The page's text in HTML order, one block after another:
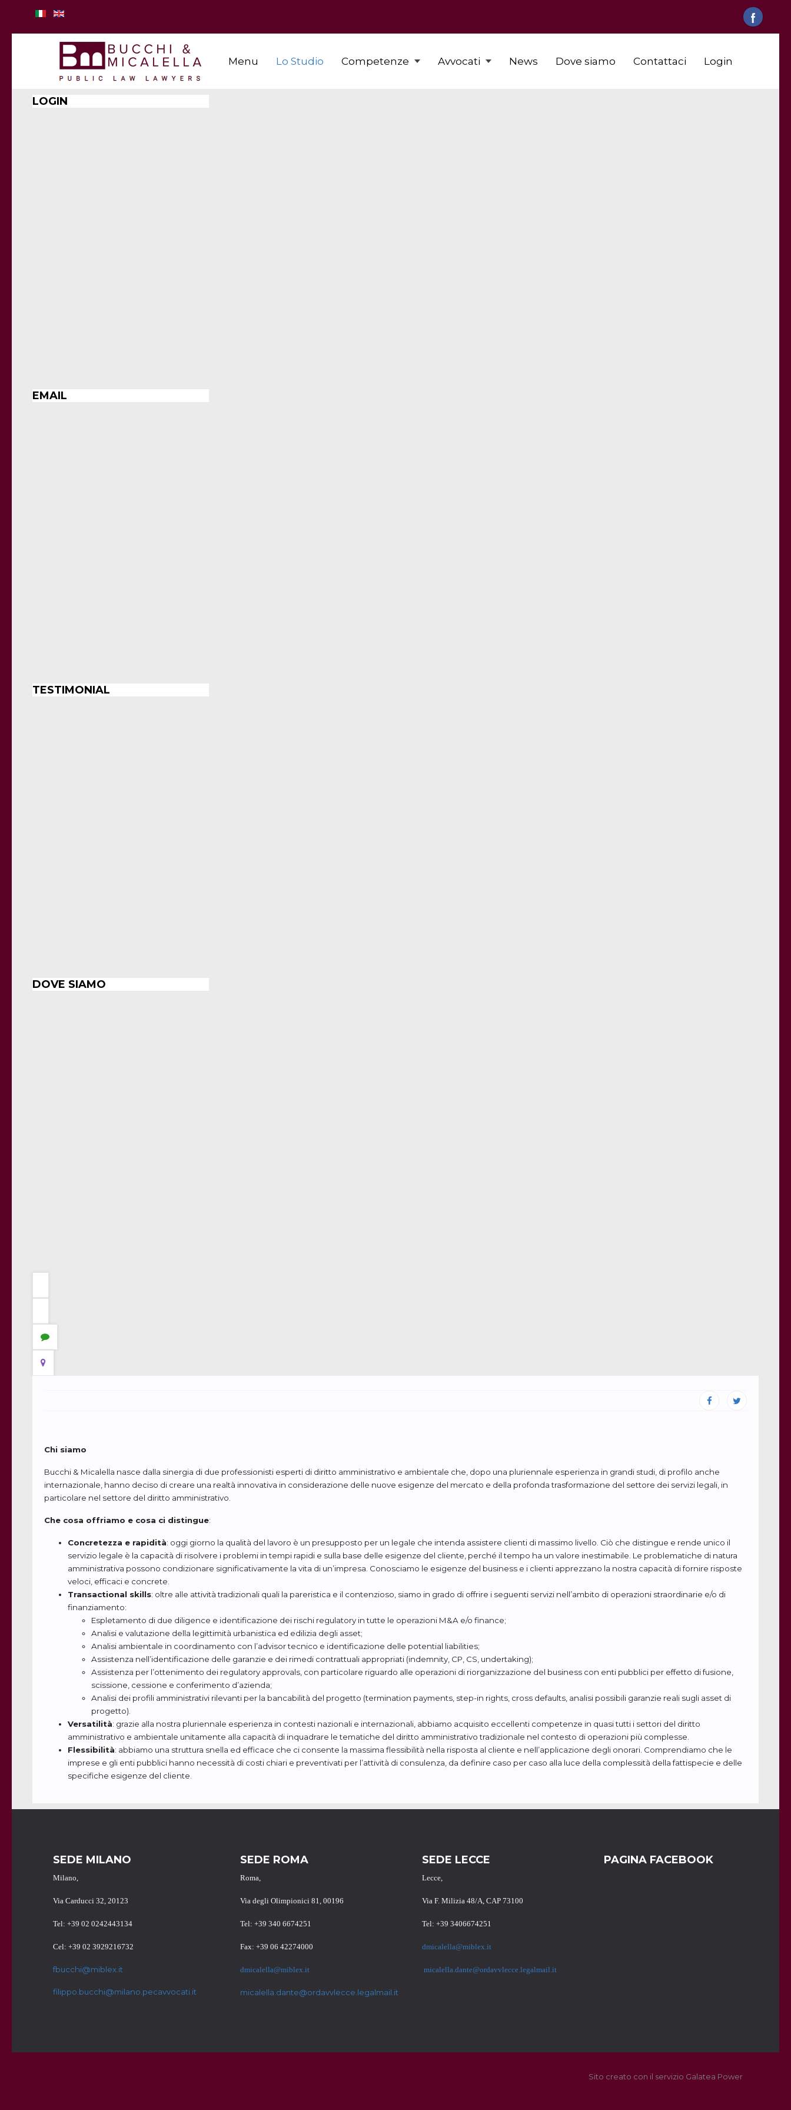
Menu Lo Studio Competenze Avvocati News Dove siamo Contattaci Login
LOGIN
EMAIL
TESTIMONIAL
DOVE SIAMO
Chi siamo
Bucchi & Micalella nasce dalla sinergia di due professionisti esperti di diritto amministrativo e ambientale che, dopo una pluriennale esperienza in grandi studi, di profilo anche
internazionale, hanno deciso di creare una realtà innovativa in considerazione delle nuove esigenze del mercato e della profonda trasformazione del settore dei servizi legali, in
particolare nel settore del diritto amministrativo.
Che cosa offriamo e cosa ci distingue:
Concretezza e rapidità: oggi giorno la qualità del lavoro è un presupposto per un legale che intenda assistere clienti di massimo livello. Ciò che distingue e rende unico il
servizio legale è la capacità di risolvere i problemi in tempi rapidi e sulla base delle esigenze del cliente, perché il tempo ha un valore inestimabile. Le problematiche di natura
amministrativa possono condizionare significativamente la vita di un’impresa. Conosciamo le esigenze del business e i clienti apprezzano la nostra capacità di fornire risposte
veloci, efficaci e concrete.
Transactional skills: oltre alle attività tradizionali quali la pareristica e il contenzioso, siamo in grado di offrire i seguenti servizi nell’ambito di operazioni straordinarie e/o di
finanziamento:
Espletamento di due diligence e identificazione dei rischi regulatory in tutte le operazioni M&A e/o finance;
Analisi e valutazione della legittimità urbanistica ed edilizia degli asset;
Analisi ambientale in coordinamento con l’advisor tecnico e identificazione delle potential liabilities;
Assistenza nell’identificazione delle garanzie e dei rimedi contrattuali appropriati (indemnity, CP, CS, undertaking);
Assistenza per l’ottenimento dei regulatory approvals, con particolare riguardo alle operazioni di riorganizzazione del business con enti pubblici per effetto di fusione,
scissione, cessione e conferimento d’azienda;
Analisi dei profili amministrativi rilevanti per la bancabilità del progetto (termination payments, step-in rights, cross defaults, analisi possibili garanzie reali sugli asset di
progetto).
Versatilità: grazie alla nostra pluriennale esperienza in contesti nazionali e internazionali, abbiamo acquisito eccellenti competenze in quasi tutti i settori del diritto
amministrativo e ambientale unitamente alla capacità di inquadrare le tematiche del diritto amministrativo tradizionale nel contesto di operazioni più complesse.
Flessibilità: abbiamo una struttura snella ed efficace che ci consente la massima flessibilità nella risposta al cliente e nell’applicazione degli onorari. Comprendiamo che le
imprese e gli enti pubblici hanno necessità di costi chiari e preventivati per l’attività di consulenza, da definire caso per caso alla luce della complessità della fattispecie e delle
specifiche esigenze del cliente.
SEDE MILANO
Milano,
Via Carducci 32, 20123
Tel: +39 02 0242443134
Cel: +39 02 3929216732
fbucchi@miblex.it
filippo.bucchi@milano.pecavvocati.it
SEDE ROMA
Roma,
Via degli Olimpionici 81, 00196
Tel: +39 340 6674251
Fax: +39 06 42274000
dmicalella@miblex.it
micalella.dante@ordavvlecce.legalmail.it
SEDE LECCE
Lecce,
Via F. Milizia 48/A, CAP 73100
Tel: +39 3406674251
dmicalella@miblex.it
micalella.dante@ordavvlecce.legalmail.it
PAGINA FACEBOOK
Sito creato con il servizio Galatea Power